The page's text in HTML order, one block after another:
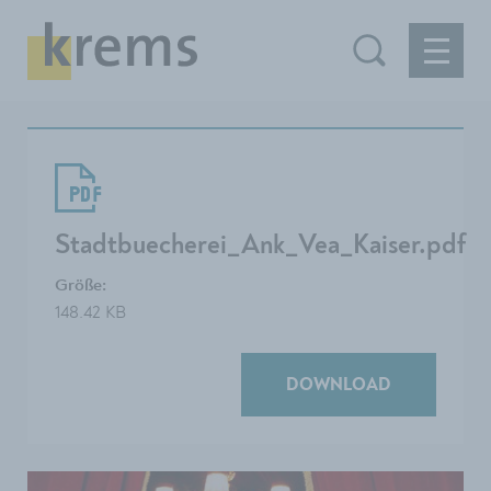
Stadtbuecherei_Ank_Vea_Kaiser.pdf
Größe:
148.42 KB
DOWNLOAD